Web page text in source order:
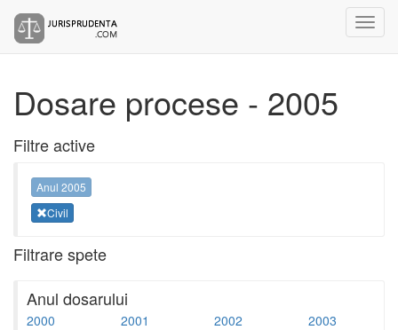
Dosare procese - 2005
Filtre active
Anul 2005
Civil
Filtrare spete
Anul dosarului
2000 2001 2002
2003